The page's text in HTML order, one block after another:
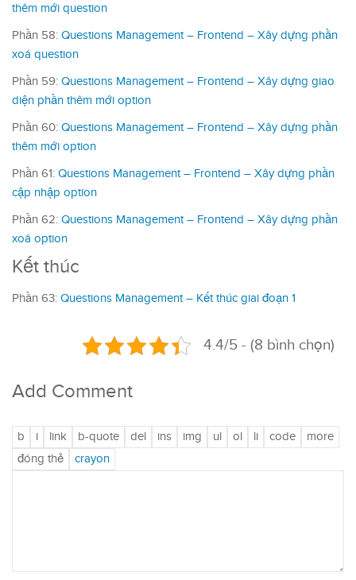
thêm mới question
Phần 58: Questions Management – Frontend – Xây dựng phần
xoá question
Phần 59: Questions Management – Frontend – Xây dựng giao
diện phần thêm mới option
Phần 60: Questions Management – Frontend – Xây dựng phần
thêm mới option
Phần 61: Questions Management – Frontend – Xây dựng phần
cập nhập option
Phần 62: Questions Management – Frontend – Xây dựng phần
xoá option
Kết thúc
Phần 63: Questions Management – Kết thúc giai đoạn 1
4.4/5 - (8 bình chọn)
Add Comment